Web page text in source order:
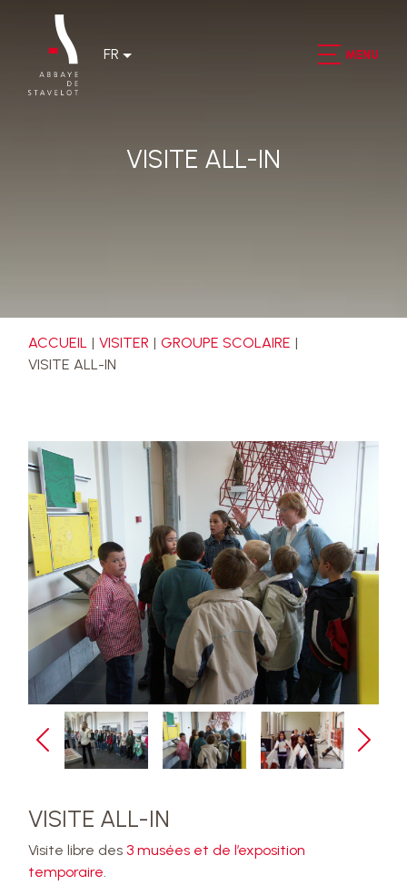
FR MENU
VISITE ALL-IN
ACCUEIL VISITER
GROUPE SCOLAIRE
VISITE ALL-IN
VISITE ALL-IN
Visite libre des 3 musées et de l’exposition
temporaire.